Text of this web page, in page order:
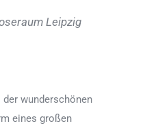
Leipzig
wunderschönen
eines großen